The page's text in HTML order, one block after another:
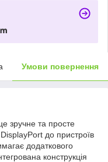
Умови повернення
зручне та просте
до пристроїв
додаткового
конструкція